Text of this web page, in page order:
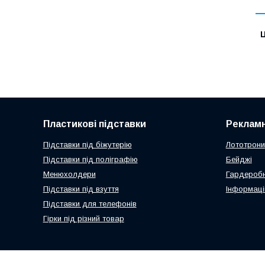
Пластикові підставки
Підставки під біжутерію
Підставки під поліграфію
Менюхолдери
Підставки під взуття
Підставки для телефонів
Гірки під різний товар
Лототрони
Бейджі